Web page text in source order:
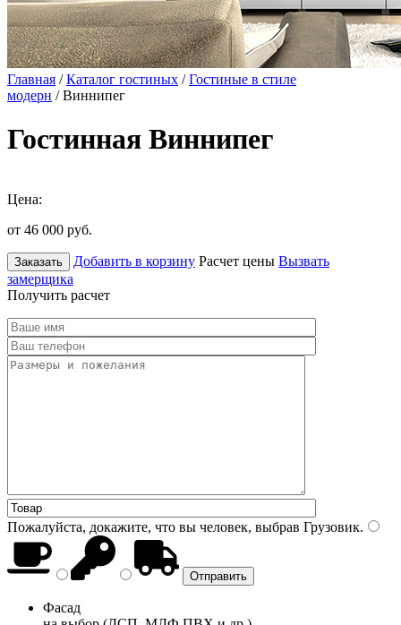
Главная /Каталог гостиных /Гостиные в стиле
модерн / Виннипег
Гостинная Виннипег
Цена:
от 46 000 руб.
Заказать Добавить в корзину Расчет цены Вызвать
замерщика
Получить расчет
Пожалуйста, докажите, что вы человек, выбрав Грузовик.
Фасад